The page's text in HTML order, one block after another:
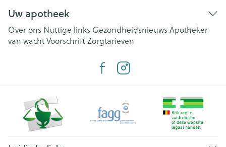
Uw apotheek
Over ons Nuttige links Gezondheidsnieuws Apotheker
van wachtVoorschriftZorgtarieven